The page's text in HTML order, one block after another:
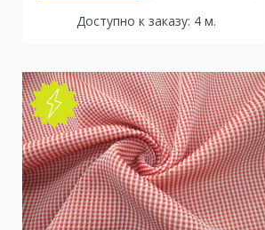
Доступно к заказу: 4 м.